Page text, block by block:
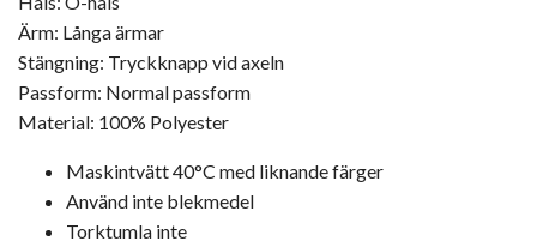
Ärm: Långa ärmar
Stängning: Tryckknapp vid axeln
Passform: Normal passform
Material: 100% Polyester
Maskintvätt 40°C med liknande färger
Använd inte blekmedel
Torktumla inte